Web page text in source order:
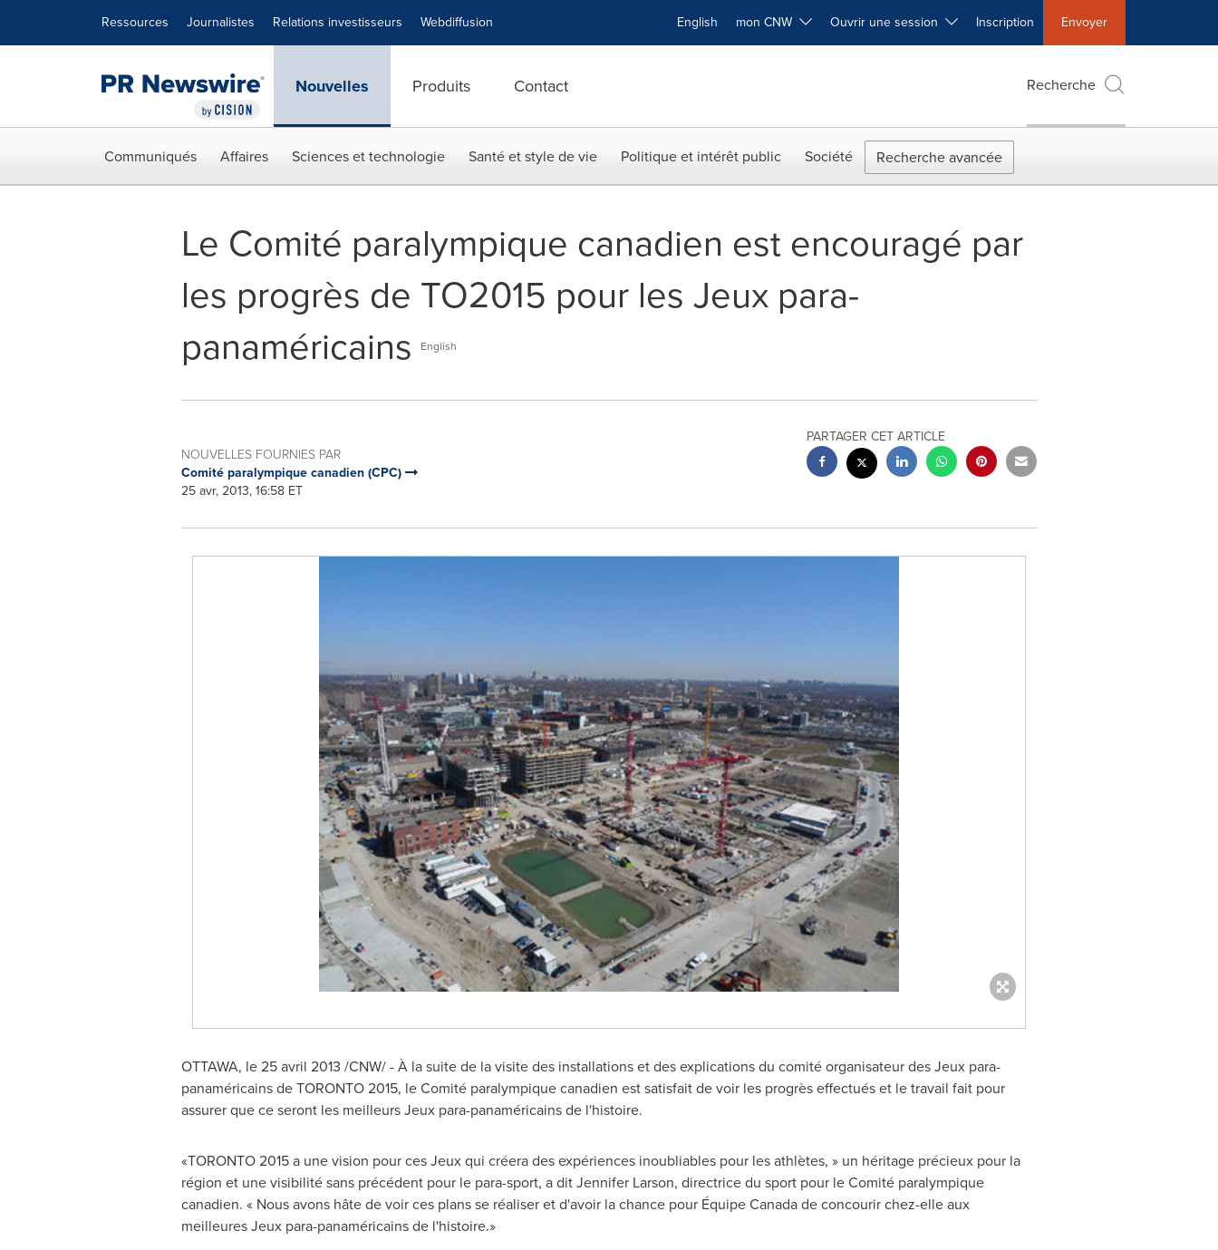
Ressources Journalistes Relations investisseurs Webdiffusion English mon CNW Ouvrir une session Inscription Envoyer
Nouvelles Produits Contact Recherche
Communiqués Affaires Sciences et technologie Santé et style de vie Politique et intérêt public Société Recherche avancée
Le Comité paralympique canadien est encouragé par
les progrès de TO2015 pour les Jeux para-
panaméricains
English
NOUVELLES FOURNIES PAR
Comité paralympique canadien (CPC)
25 avr, 2013, 16:58 ET
PARTAGER CET ARTICLE
OTTAWA, le 25 avril 2013 /CNW/ - À la suite de la visite des installations et des explications du comité organisateur des Jeux para-
panaméricains deTORONTO2015, le Comité paralympique canadien est satisfait de voir les progrès effectués et le travail fait pour
assurer que ce seront les meilleurs Jeux para-panaméricains de l'histoire.
«TORONTO 2015 a une vision pour ces Jeux qui créera des expériences inoubliables pour les athlètes, » un héritage précieux pour la
région et une visibilité sans précédent pour le para-sport, a ditJennifer Larson, directrice du sport pour le Comité paralympique
canadien. « Nous avons hâte de voir ces plans se réaliser et d'avoir la chance pour ÉquipeCanadade concourir chez-elle aux
meilleures Jeux para-panaméricains de l'histoire.»